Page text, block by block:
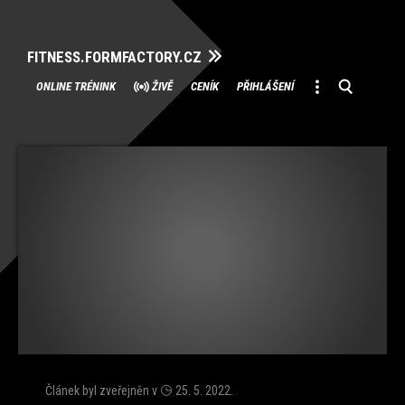
FITNESS.FORMFACTORY.CZ
Přeskočit
na
ONLINE TRÉNINK ŽIVĚ CENÍK PŘIHLÁŠENÍ
Článek byl zveřejněn v 25. 5. 2022